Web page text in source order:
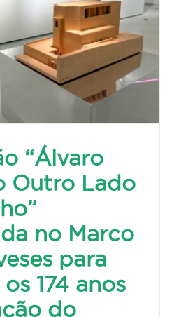
“Álvaro
Outro Lado
no Marco
para
174 anos
do